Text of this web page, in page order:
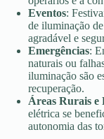
Eventos:
de iluminação
agradável e
Emergências:
naturais ou
iluminação são
recuperação.
Áreas Rurais e
elétrica se
autonomia das